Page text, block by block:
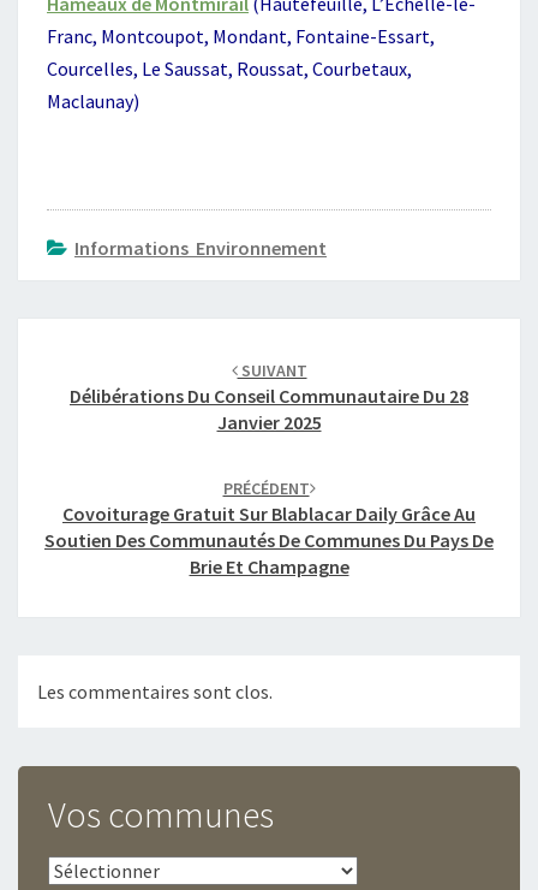
Franc, Montcoupot, Mondant, Fontaine-Essart,
Courcelles, Le Saussat, Roussat, Courbetaux,
Maclaunay)
Informations Environnement
SUIVANT
Délibérations Du Conseil Communautaire Du 28
Janvier 2025
PRÉCÉDENT
Covoiturage Gratuit Sur Blablacar Daily Grâce Au
Soutien Des Communautés De Communes Du Pays De
Brie Et Champagne
Les commentaires sont clos.
Vos communes